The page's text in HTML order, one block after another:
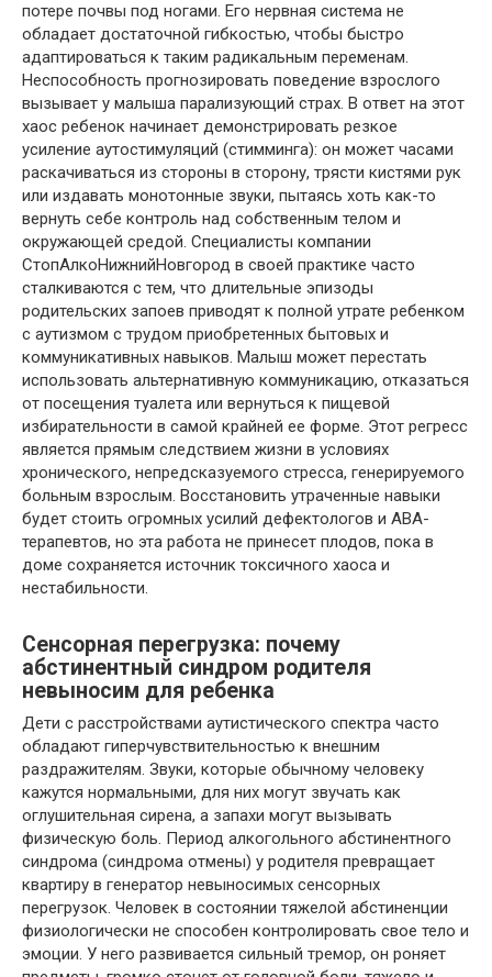
потере почвы под ногами. Его нервная система не
обладает достаточной гибкостью, чтобы быстро
адаптироваться к таким радикальным переменам.
Неспособность прогнозировать поведение взрослого
вызывает у малыша парализующий страх. В ответ на этот
хаос ребенок начинает демонстрировать резкое
усиление аутостимуляций (стимминга): он может часами
раскачиваться из стороны в сторону, трясти кистями рук
или издавать монотонные звуки, пытаясь хоть как-то
вернуть себе контроль над собственным телом и
окружающей средой. Специалисты компании
СтопАлкоНижнийНовгород в своей практике часто
сталкиваются с тем, что длительные эпизоды
родительских запоев приводят к полной утрате ребенком
с аутизмом с трудом приобретенных бытовых и
коммуникативных навыков. Малыш может перестать
использовать альтернативную коммуникацию, отказаться
от посещения туалета или вернуться к пищевой
избирательности в самой крайней ее форме. Этот регресс
является прямым следствием жизни в условиях
хронического, непредсказуемого стресса, генерируемого
больным взрослым. Восстановить утраченные навыки
будет стоить огромных усилий дефектологов и АВА-
терапевтов, но эта работа не принесет плодов, пока в
доме сохраняется источник токсичного хаоса и
нестабильности.
Сенсорная перегрузка: почему
абстинентный синдром родителя
невыносим для ребенка
Дети с расстройствами аутистического спектра часто
обладают гиперчувствительностью к внешним
раздражителям. Звуки, которые обычному человеку
кажутся нормальными, для них могут звучать как
оглушительная сирена, а запахи могут вызывать
физическую боль. Период алкогольного абстинентного
синдрома (синдрома отмены) у родителя превращает
квартиру в генератор невыносимых сенсорных
перегрузок. Человек в состоянии тяжелой абстиненции
физиологически не способен контролировать свое тело и
эмоции. У него развивается сильный тремор, он роняет